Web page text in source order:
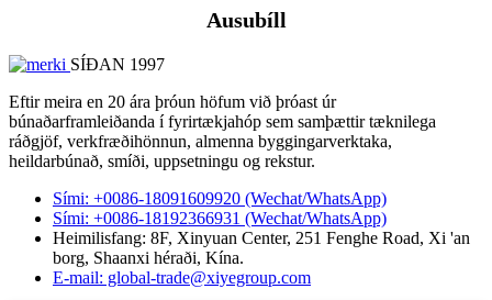
Ausubíll
SÍÐAN 1997
Eftir meira en 20 ára þróun höfum við þróast úr
búnaðarframleiðanda í fyrirtækjahóp sem samþættir tæknilega
ráðgjöf, verkfræðihönnun, almenna byggingarverktaka,
heildarbúnað, smíði, uppsetningu og rekstur.
Sími: +0086-18091609920 (Wechat/WhatsApp)
Sími: +0086-18192366931 (Wechat/WhatsApp)
Heimilisfang: 8F, Xinyuan Center, 251 Fenghe Road, Xi 'an
borg, Shaanxi héraði, Kína.
E-mail: global-trade@xiyegroup.com